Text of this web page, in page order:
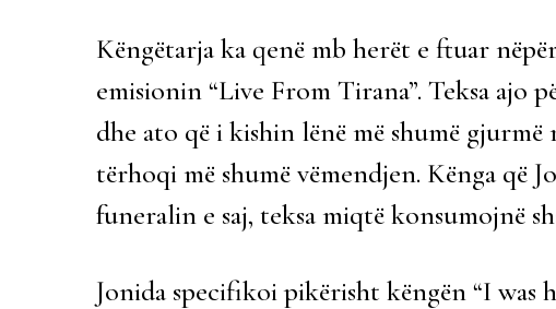
Këngëtarja ka qenë mb herët e ftuar
emisionin “Live From Tirana”. Teksa ajo
dhe ato që i kishin lënë më shumë
tërhoqi më shumë vëmendjen. Kënga që
funeralin e saj, teksa miqtë konsumojnë
Jonida specifikoi pikërisht këngën “I was